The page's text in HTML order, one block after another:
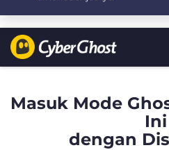
Masuk Mode
Ini
dengan